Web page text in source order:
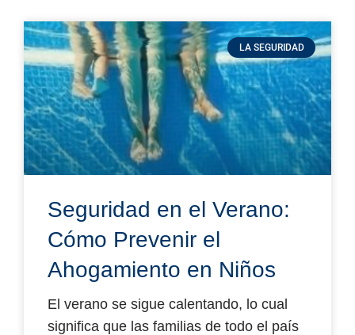
LA SEGURIDAD
Seguridad en el Verano:
Cómo Prevenir el
Ahogamiento en Niños
El verano se sigue calentando, lo cual
significa que las familias de todo el país